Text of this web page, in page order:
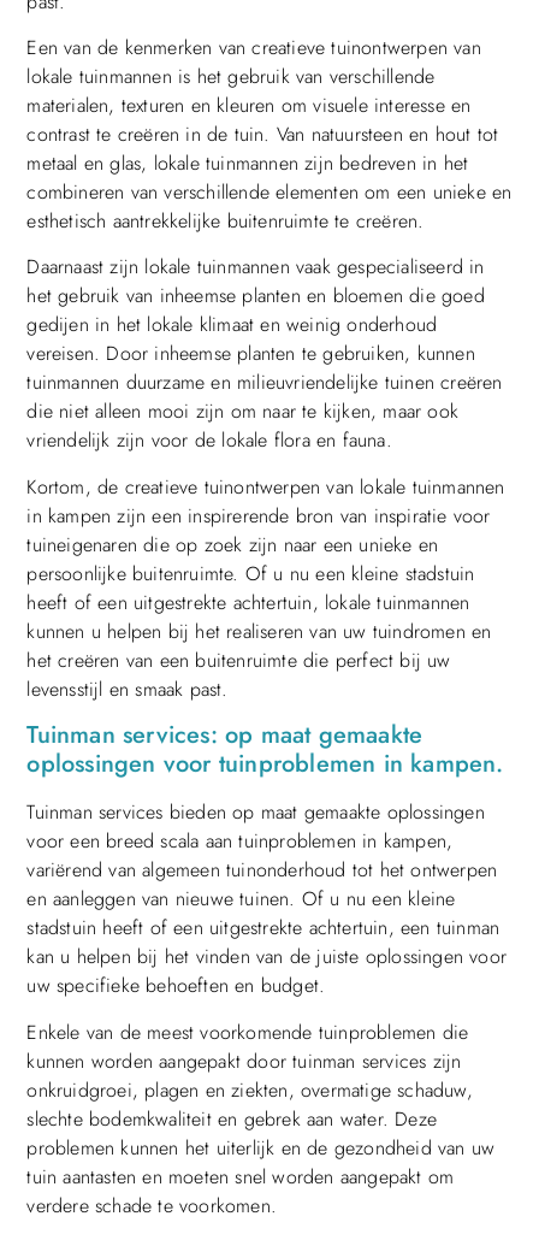
Een van de kenmerken van creatieve tuinontwerpen van
lokale tuinmannen is het gebruik van verschillende
materialen, texturen en kleuren om visuele interesse en
contrast te creëren in de tuin. Van natuursteen en hout tot
metaal en glas, lokale tuinmannen zijn bedreven in het
combineren van verschillende elementen om een unieke en
esthetisch aantrekkelijke buitenruimte te creëren.
Daarnaast zijn lokale tuinmannen vaak gespecialiseerd in
het gebruik van inheemse planten en bloemen die goed
gedijen in het lokale klimaat en weinig onderhoud
vereisen. Door inheemse planten te gebruiken, kunnen
tuinmannen duurzame en milieuvriendelijke tuinen creëren
die niet alleen mooi zijn om naar te kijken, maar ook
vriendelijk zijn voor de lokale flora en fauna.
Kortom, de creatieve tuinontwerpen van lokale tuinmannen
in kampen zijn een inspirerende bron van inspiratie voor
tuineigenaren die op zoek zijn naar een unieke en
persoonlijke buitenruimte. Of u nu een kleine stadstuin
heeft of een uitgestrekte achtertuin, lokale tuinmannen
kunnen u helpen bij het realiseren van uw tuindromen en
het creëren van een buitenruimte die perfect bij uw
levensstijl en smaak past.
Tuinman services: op maat gemaakte
oplossingen voor tuinproblemen in kampen.
Tuinman services bieden op maat gemaakte oplossingen
voor een breed scala aan tuinproblemen in kampen,
variërend van algemeen tuinonderhoud tot het ontwerpen
en aanleggen van nieuwe tuinen. Of u nu een kleine
stadstuin heeft of een uitgestrekte achtertuin, een tuinman
kan u helpen bij het vinden van de juiste oplossingen voor
uw specifieke behoeften en budget.
Enkele van de meest voorkomende tuinproblemen die
kunnen worden aangepakt door tuinman services zijn
onkruidgroei, plagen en ziekten, overmatige schaduw,
slechte bodemkwaliteit en gebrek aan water. Deze
problemen kunnen het uiterlijk en de gezondheid van uw
tuin aantasten en moeten snel worden aangepakt om
verdere schade te voorkomen.